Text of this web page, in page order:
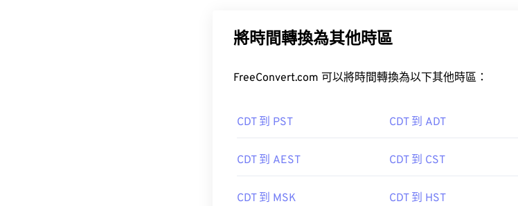
將時間轉換為其他時區
FreeConvert.com 可以將時間轉換為以下其他時區：
CDT 到 PST CDT 到 ADT
CDT 到 AEST CDT 到 CST
CDT 到 MSK CDT 到 HST